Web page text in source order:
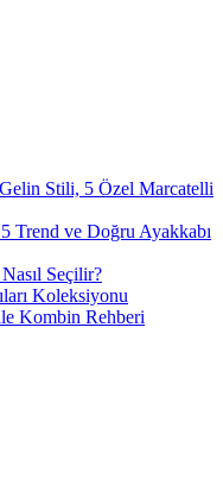
Stili, 5 Özel Marcatelli
Trend ve Doğru Ayakkabı
Seçilir?
Koleksiyonu
Kombin Rehberi